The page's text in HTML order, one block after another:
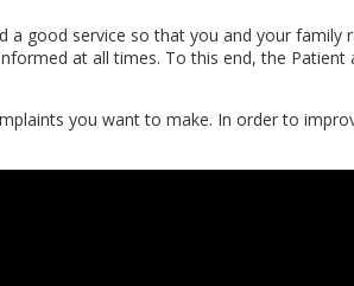
good service so that you and your family
at all times. To this end, the Patient
you want to make. In order to